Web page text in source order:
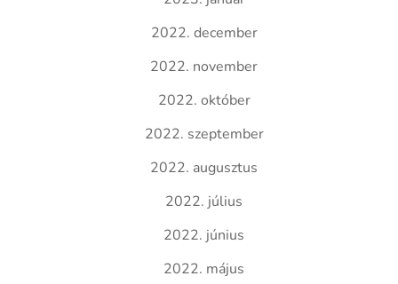
2022. december
2022. november
2022. október
2022. szeptember
2022. augusztus
2022. július
2022. június
2022. május